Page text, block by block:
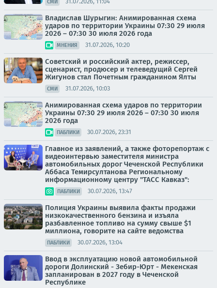
СМИ
Владислав Шурыгин: Анимированная схема
ударов по территории Украины 07:30 29 июля
2026 – 07:30 30 июля 2026 года
МНЕНИЯ 31.07.2026, 10:20
Советский и российский актер, режиссер,
сценарист, продюсер и телеведущий Сергей
Жигунов стал Почетным гражданином Ялты
СМИ 31.07.2026, 10:03
Анимированная схема ударов по территории
Украины 07:30 29 июля 2026 – 07:30 30 июля
2026 года
ПАБЛИКИ 30.07.2026, 23:31
Главное из заявлений, а также фоторепортаж с
видеоинтервью заместителя министра
автомобильных дорог Чеченской Республики
Аббаса Темирсултанова Региональному
информационному центру "ТАСС Кавказ":
ПАБЛИКИ 30.07.2026, 13:47
Полиция Украины выявила факты продажи
низкокачественного бензина и изъяла
разбавленное топливо на сумму свыше $1
миллиона, говорите на сайте ведомства
ПАБЛИКИ 30.07.2026, 13:04
Ввод в эксплуатацию новой автомобильной
дороги Долинский - Зебир-Юрт - Мекенская
запланирован в 2027 году в Чеченской
Республике